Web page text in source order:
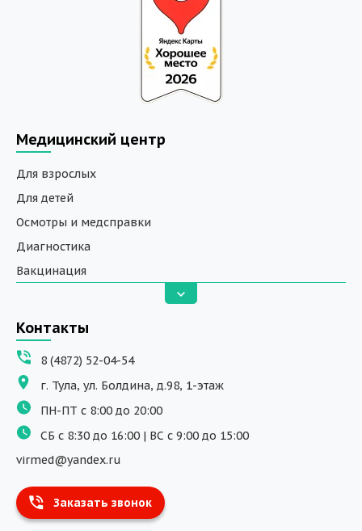
Медицинский центр
Для взрослых
Для детей
Осмотры и медсправки
Диагностика
Вакцинация
Вызов на дом
ДНК исследования
Программы обучения
Физиотерапия
ДМС
Массаж
Тест на хеликобактер
Информация
Контакты
8 (4872) 52-04-54
г. Тула, ул. Болдина, д.98, 1-этаж
ПН-ПТ с 8:00 до 20:00
СБ с 8:30 до 16:00 | ВС с 9:00 до 15:00
virmed@yandex.ru
Заказать звонок